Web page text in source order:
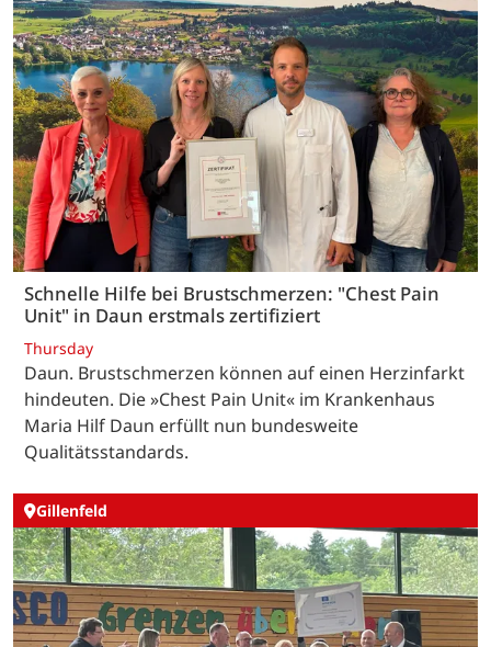
Schnelle Hilfe bei Brustschmerzen: "Chest Pain
Unit" in Daun erstmals zertifiziert
Thursday
Daun. Brustschmerzen können auf einen Herzinfarkt
hindeuten. Die »Chest Pain Unit« im Krankenhaus
Maria Hilf Daun erfüllt nun bundesweite
Qualitätsstandards.
Gillenfeld